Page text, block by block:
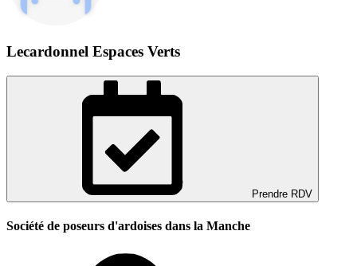
Lecardonnel Espaces Verts
Prendre RDV
Société de poseurs d'ardoises dans la Manche